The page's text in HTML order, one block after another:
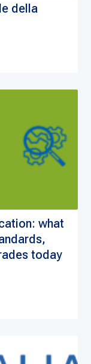
della
what
today